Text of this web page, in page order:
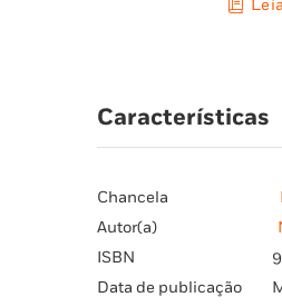
Características
Chancela
Autor(a)
ISBN
Data de publicação